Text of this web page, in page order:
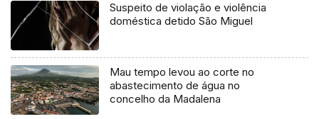
Suspeito de violação e violência
doméstica detido São Miguel
Mau tempo levou ao corte no
abastecimento de água no
concelho da Madalena